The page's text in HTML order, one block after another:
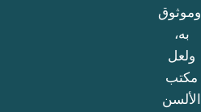
وموثوق
به،
ولعل
مكتب
الألسن